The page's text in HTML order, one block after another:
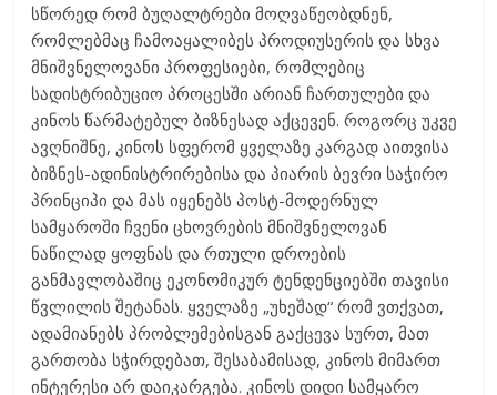
სწორედ რომ ბუღალტრები მოღვაწეობდნენ,
რომლებმაც ჩამოაყალიბეს პროდიუსერის და სხვა
მნიშვნელოვანი პროფესიები, რომლებიც
სადისტრიბუციო პროცესში არიან ჩართულები და
კინოს წარმატებულ ბიზნესად აქცევენ. როგორც უკვე
ავღნიშნე, კინოს სფერომ ყველაზე კარგად აითვისა
ბიზნეს-ადინისტრირებისა და პიარის ბევრი საჭირო
პრინციპი და მას იყენებს პოსტ-მოდერნულ
სამყაროში ჩვენი ცხოვრების მნიშვნელოვან
ნაწილად ყოფნას და რთული დროების
განმავლობაშიც ეკონომიკურ ტენდენციებში თავისი
წვლილის შეტანას. ყველაზე „უხეშად“ რომ ვთქვათ,
ადამიანებს პრობლემებისგან გაქცევა სურთ, მათ
გართობა სჭირდებათ, შესაბამისად, კინოს მიმართ
ინტერესი არ დაიკარგება. კინოს დიდი სამყარო